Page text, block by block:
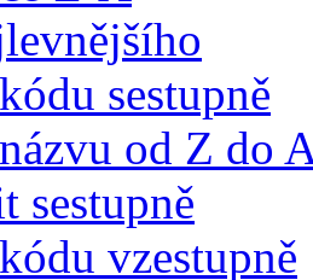
sestupně
od Z do
sestupně
vzestupně